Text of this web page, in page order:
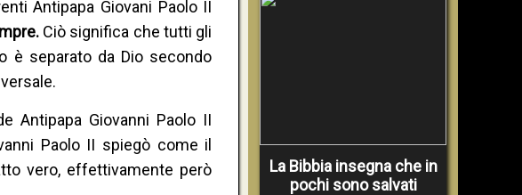
Antipapa Giovani Paolo II
Ciò significa che tutti gli
è separato da Dio secondo
Antipapa Giovanni Paolo II
Paolo II spiegò come il
vero, effettivamente però
La Bibbia insegna che in
pochi sono salvati